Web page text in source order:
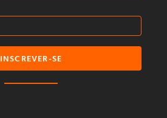
INSCREVER-SE